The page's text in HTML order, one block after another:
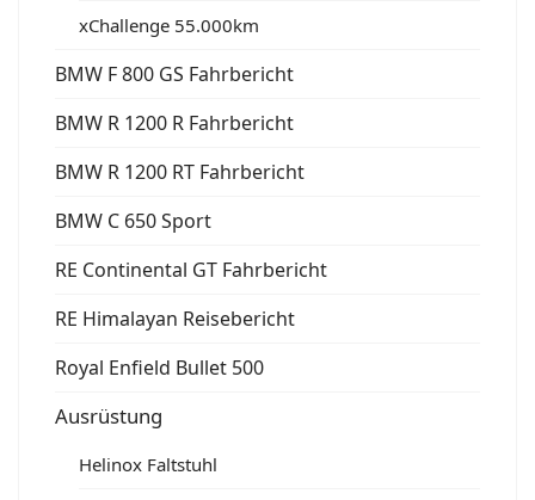
xChallenge 55.000km
BMW F 800 GS Fahrbericht
BMW R 1200 R Fahrbericht
BMW R 1200 RT Fahrbericht
BMW C 650 Sport
RE Continental GT Fahrbericht
RE Himalayan Reisebericht
Royal Enfield Bullet 500
Ausrüstung
Helinox Faltstuhl